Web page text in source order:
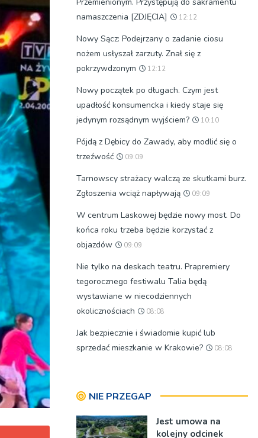
namaszczenia [ZDJĘCIA]
12:12
Nowy Sącz: Podejrzany o zadanie ciosu
nożem usłyszał zarzuty. Znał się z
pokrzywdzonym
12:12
Nowy początek po długach. Czym jest
upadłość konsumencka i kiedy staje się
jedynym rozsądnym wyjściem?
10:10
Pójdą z Dębicy do Zawady, aby modlić się o
trzeźwość
09:09
Tarnowscy strażacy walczą ze skutkami burz.
Zgłoszenia wciąż napływają
09:09
W centrum Laskowej będzie nowy most. Do
końca roku trzeba będzie korzystać z
objazdów
09:09
Nie tylko na deskach teatru. Prapremiery
tegorocznego festiwalu Talia będą
wystawiane w niecodziennych
okolicznościach
08:08
Jak bezpiecznie i świadomie kupić lub
sprzedać mieszkanie w Krakowie?
08:08
NIE PRZEGAP
Jest umowa na
kolejny odcinek